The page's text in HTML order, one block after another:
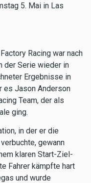
5. Mai in Las
Racing war nach
der Serie wieder in
Ergebnisse in
es Jason Anderson
Team, der als
ging.
in der er die
gewann
klaren Start-Ziel-
Fahrer kämpfte hart
und wurde